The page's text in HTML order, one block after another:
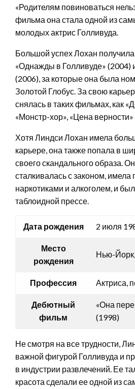
«Родителям повиноваться
фильма она стала одной из
молодых актрис Голливуда.
Большой успех Лохан
«Однажды в Голливуде»
(2006), за которые она была
Золотой Глобус. За свою
снялась в таких фильмах, как
«Монстр-хор», «Цена верности»
Хотя Линдси Лохан имела
карьере, она также попала в
своего скандального образа.
сталкивалась с законом,
наркотиками и алкоголем, и
таблоидной прессе.
Дата рождения 2 июля
Место
рождения
Нью-
Профессия Актриса,
Дебютный
фильм
«Она
(1998)
Не смотря на все трудности,
важной фигурой Голливуда и
в индустрии развлечений. Ее
красота сделали ее одной из